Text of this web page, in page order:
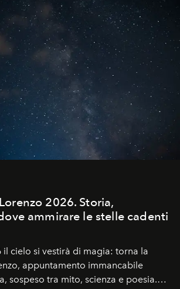
2026. Storia,
ammirare le stelle cadenti
il cielo si vestirà di magia: torna la
, appuntamento immancabile
sospeso tra mito, scienza e poesia.